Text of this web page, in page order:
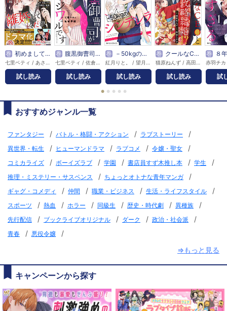
巻 初めましてこんにちは、離婚してください
試し読み
巻 腹黒御曹司がイジワルです
試し読み
巻 －50kgのシンデレラ
試し読み
巻 クールなCEOと社内政略結婚！？
試し読み
巻 ８年後の
試
● ● ● ● ●
おすすめジャンル一覧
ファンタジー / バトル・格闘・アクション / ラブストーリー /
異世界・転生 / ヒューマンドラマ / ラブコメ / 令嬢・聖女 /
コミカライズ / ボーイズラブ / 学園 / 書店員すず木推し本 / 学生 /
推理・ミステリー・サスペンス / ちょっとオトナな青年マンガ /
ギャグ・コメディ / 仲間 / 職業・ビジネス / 生活・ライフスタイル /
スポーツ / 熱血 / ホラー / 同級生 / 歴史・時代劇 / 異種族 /
先行配信 / ブックライブオリジナル / ダーク / 政治・社会派 /
青春 / 悪役令嬢
/
⇒もっと見る
キャンペーンから探す